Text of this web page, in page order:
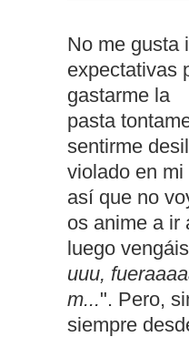
No me gusta
expectativas
gastarme la
pasta
sentirme
violado en
así que no
os anime a ir
luego
uuu,
m...". Pero,
siempre